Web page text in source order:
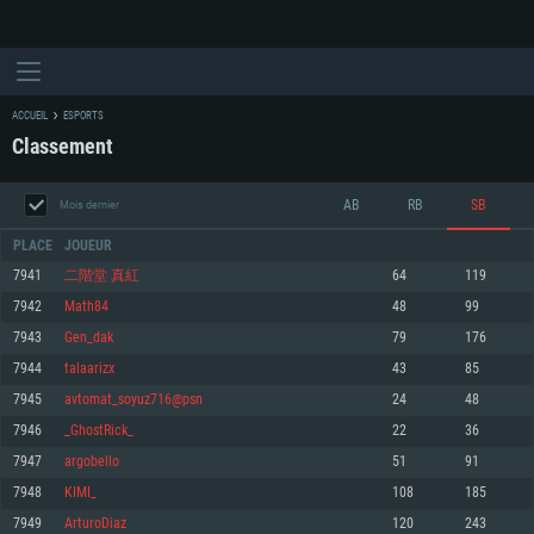
CONFIGURATION SYSTÈME REQUISE
Minimum
OS: Windows 10 (64 bit)
Processeur: Dual-Core 2.2 GHz
Minimum
OS: Mac OS Big Sur 11.0 ou plus récent
Processeur: Core i5, minimum 2.2GHz (Les processeurs Intel Xeon ne sont
Minimum
OS: Les configurations Linux 64 bits les plus modernes
Processeur: Dual-Core 2.4 GHz
ACCUEIL ESPORTS
Classement
Mois dernier AB RB SB
PLACE JOUEUR
7941 二階堂 真紅 64 119
7942 Math84 48 99
7943 Gen_dak 79 176
7944 talaarizx 43 85
7945 avtomat_soyuz716@psn 24 48
7946 _GhostRick_ 22 36
7947 argobello 51 91
7948 KIMI_ 108 185
7949 ArturoDiaz 120 243